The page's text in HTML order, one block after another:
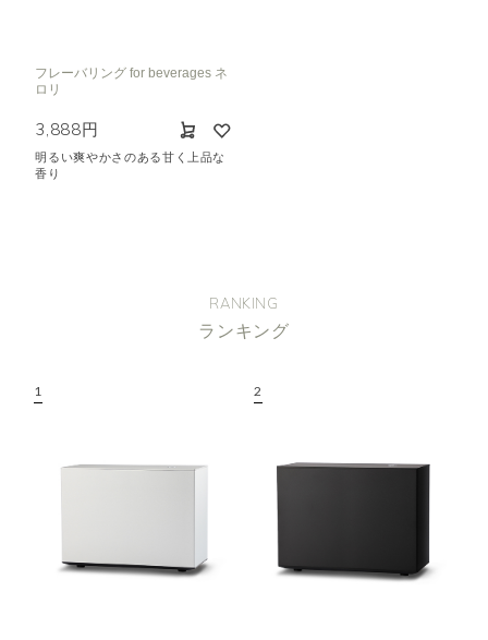
フレーバリング for beverages ネ
ロリ
3,888円
明るい爽やかさのある甘く上品な
香り
RANKING
ランキング